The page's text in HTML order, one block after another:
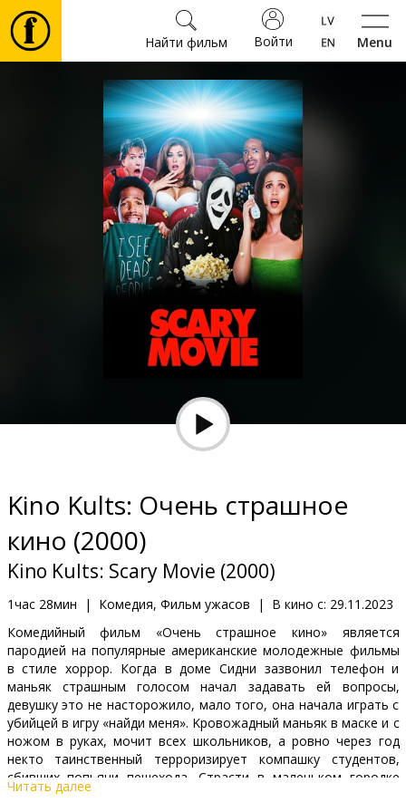
Menu
Войти
Найти фильм
Фильмы
Культура
Мероприятия
Клуб
Kino Kults: Очень страшное
кино (2000)
Kino Kults: Scary Movie (2000)
1час 28мин | Комедия, Фильм ужасов | В кино с: 29.11.2023
Комедийный фильм «Очень страшное кино» является
пародией на популярные американские молодежные фильмы
в стиле хоррор. Когда в доме Сидни зазвонил телефон и
маньяк страшным голосом начал задавать ей вопросы,
девушку это не насторожило, мало того, она начала играть с
убийцей в игру «найди меня». Kровожадный маньяк в маске и с
ножом в руках, мочит всех школьников, а ровно через год
некто таинственный терроризирует компашку студентов,
сбивших попьяни пешехода. Страсти в маленьком городке
бушуют не шуточные, снимает репортаж об этих ужасных
Читать далее